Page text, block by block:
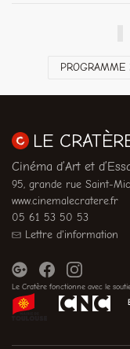
LE
Cinéma d’Art et
95, grande rue Saint-
www.cinemalecratere.fr
05 61 53 50 53
Lettre d'information
Le Cratère fonctionne avec le